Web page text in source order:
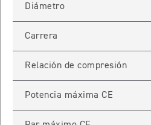
Precio desde $12.690.000
RX
STREET TRIPLE 765 RX
Precio desde $15.890.000
MOTO2
Diámetro
Carrera
Relación de compresión
Potencia máxima CE